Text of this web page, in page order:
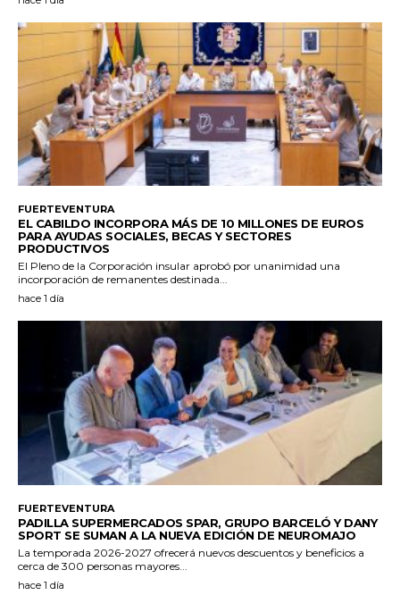
FUERTEVENTURA
EL CABILDO INCORPORA MÁS DE 10 MILLONES DE EUROS
PARA AYUDAS SOCIALES, BECAS Y SECTORES
PRODUCTIVOS
El Pleno de la Corporación insular aprobó por unanimidad una
incorporación de remanentes destinada...
hace 1 día
FUERTEVENTURA
PADILLA SUPERMERCADOS SPAR, GRUPO BARCELÓ Y DANY
SPORT SE SUMAN A LA NUEVA EDICIÓN DE NEUROMAJO
La temporada 2026-2027 ofrecerá nuevos descuentos y beneficios a
cerca de 300 personas mayores...
hace 1 día